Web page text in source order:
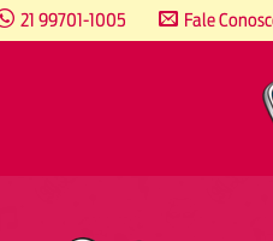
21 99701-1005 Fale